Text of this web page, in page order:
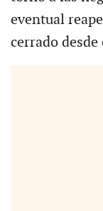
eventual
cerrado